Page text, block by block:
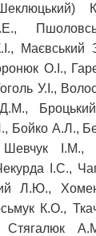
О.І.,
У.І.,
Д.М.,
Бойко А.Л.,
І.М.,
І.С.,
Л.Ю.,
К.О.,